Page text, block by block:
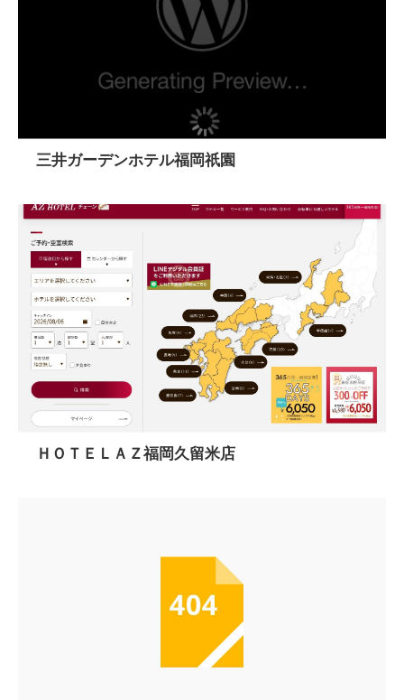
三井ガーデンホテル福岡祇園
ＨＯＴＥＬＡＺ福岡久留米店